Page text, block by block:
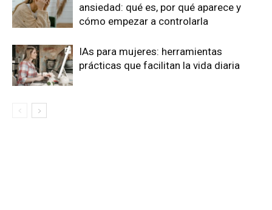
ansiedad: qué es, por qué aparece y
cómo empezar a controlarla
IAs para mujeres: herramientas
prácticas que facilitan la vida diaria